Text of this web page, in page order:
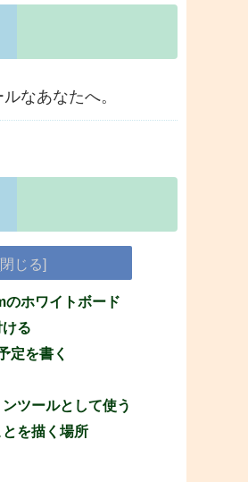
なあなたへ。
ホワイトボード
る
定を書く
ツールとして使う
を描く場所